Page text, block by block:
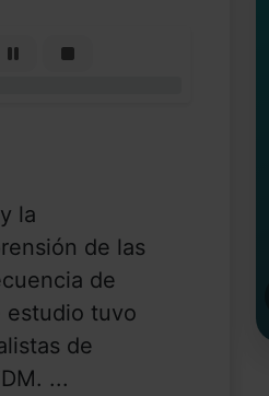
la
de las
de
estudio tuvo
de
...